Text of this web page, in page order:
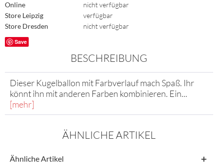
Online
nicht verfügbar
Store Leipzig
verfügbar
Store Dresden
nicht verfügbar
Save
BESCHREIBUNG
Dieser Kugelballon mit Farbverlauf mach Spaß. Ihr
könnt ihn mit anderen Farben kombinieren. Ein...
[mehr]
ÄHNLICHE ARTIKEL
Ähnliche Artikel